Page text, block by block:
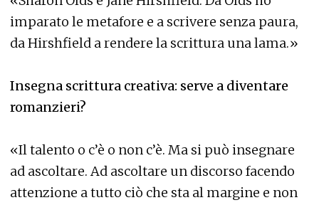
imparato le metafore e a scrivere senza paura,
da Hirshfield a rendere la scrittura una lama.»
Insegna scrittura creativa: serve a diventare
romanzieri?
«Il talento o c’è o non c’è. Ma si può insegnare
ad ascoltare. Ad ascoltare un discorso facendo
attenzione a tutto ciò che sta al margine e non